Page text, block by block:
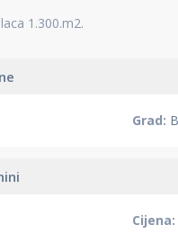
1.300.m2.
Grad:
Cijena: